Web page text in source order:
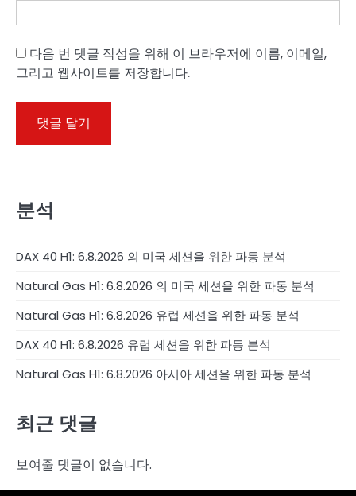
다음 번 댓글 작성을 위해 이 브라우저에 이름, 이메일,
그리고 웹사이트를 저장합니다.
분석
DAX 40 H1: 6.8.2026 의 미국 세션을 위한 파동 분석
Natural Gas H1: 6.8.2026 의 미국 세션을 위한 파동 분석
Natural Gas H1: 6.8.2026 유럽 세션을 위한 파동 분석
DAX 40 H1: 6.8.2026 유럽 세션을 위한 파동 분석
Natural Gas H1: 6.8.2026 아시아 세션을 위한 파동 분석
최근 댓글
보여줄 댓글이 없습니다.